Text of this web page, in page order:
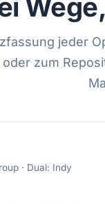
jeder
zum
· Dual: Indy